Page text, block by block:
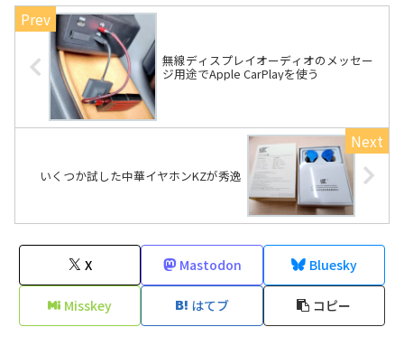
無線ディスプレイオーディオのメッセー
ジ用途でApple CarPlayを使う
いくつか試した中華イヤホンKZが秀逸
X Mastodon Bluesky
Misskey はてブ コピー